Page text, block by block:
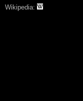
Wikipedia: